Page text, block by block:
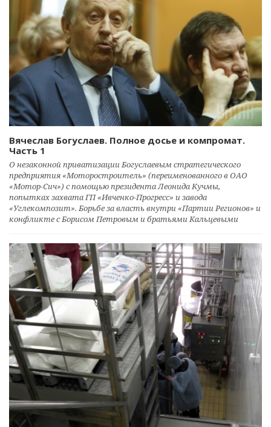
Вячеслав Богуслаев. Полное досье и компромат.
Часть 1
О незаконной приватизации Богуслаевым стратегического
предприятия «Моторостроитель» (переименованного в ОАО
«Мотор-Сич») с помощью президента Леонида Кучмы,
попытках захвата ГП «Ивченко-Прогресс» и завода
«Углекомпозит». Борьбе за власть внутри «Партии Регионов» и
конфликте с Борисом Петровым и братьями Кальцевыми